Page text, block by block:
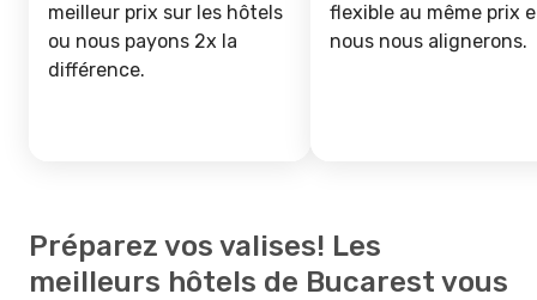
meilleur prix sur les hôtels
ou nous payons 2x la
différence.
flexible au même prix
nous nous alignerons.
Préparez vos valises! Les
meilleurs hôtels de Bucarest vous